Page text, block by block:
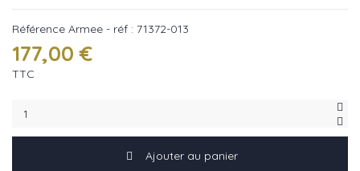
Référence Armee - réf : 71372-013
177,00 €
TTC
Ajouter au panier